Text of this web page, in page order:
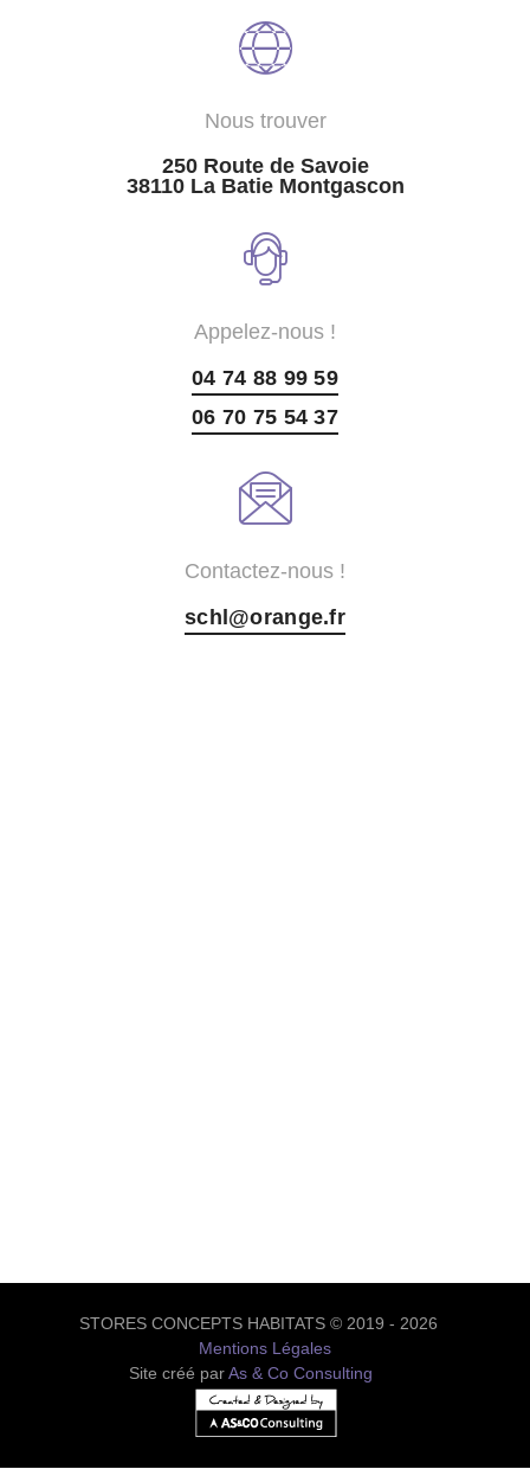
Nous trouver
250 Route de Savoie
38110 La Batie Montgascon
Appelez-nous !
04 74 88 99 59
06 70 75 54 37
Contactez-nous !
schl@orange.fr
STORES CONCEPTS HABITATS © 2019 - 2026
Mentions Légales
Site créé parAs & Co Consulting